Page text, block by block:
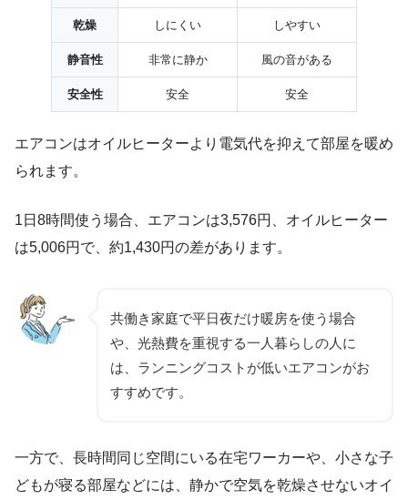
乾燥 しにくい しやすい
静音性 非常に静か 風の音がある
安全性 安全 安全
エアコンはオイルヒーターより電気代を抑えて部屋を暖め
られます。
1日8時間使う場合、エアコンは3,576円、オイルヒーター
は5,006円で、約1,430円の差があります。
共働き家庭で平日夜だけ暖房を使う場合
や、光熱費を重視する一人暮らしの人に
は、ランニングコストが低いエアコンがお
すすめです。
一方で、長時間同じ空間にいる在宅ワーカーや、小さな子
どもが寝る部屋などには、静かで空気を乾燥させないオイ